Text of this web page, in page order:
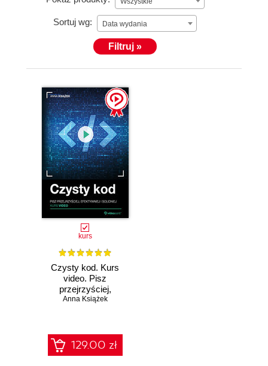
Sortuj wg: Data wydania
Filtruj »
kurs
Czysty kod. Kurs
video. Pisz
przejrzyściej,
efektywniej i
Anna Książek
129.00 zł